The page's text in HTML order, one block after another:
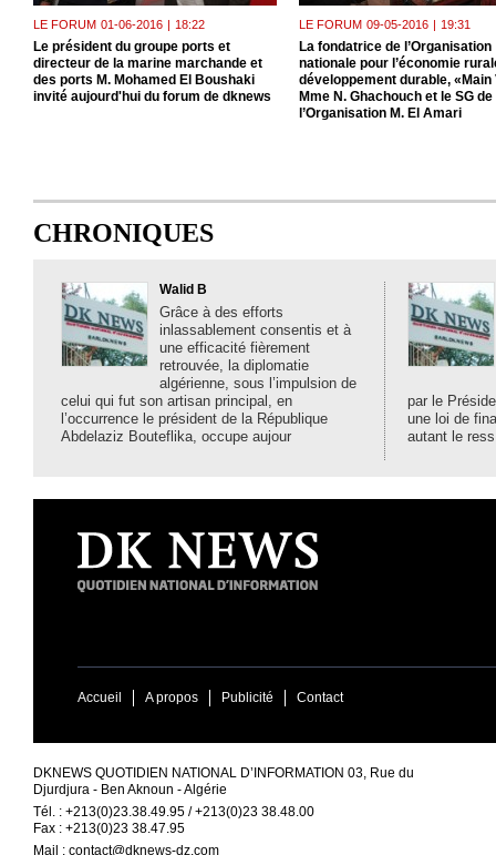
LE FORUM 01-06-2016 | 18:22
Le président du groupe ports et
directeur de la marine marchande et
des ports M. Mohamed El Boushaki
invité aujourd'hui du forum de dknews
LE FORUM 09-05-2016 | 19:31
La fondatrice de l’Organisation
nationale pour l’économie
développement durable, «Main
Mme N. Ghachouch et le SG de
l’Organisation M. El Amari
CHRONIQUES
Walid B
Grâce à des efforts
inlassablement consentis et à
une efficacité fièrement
retrouvée, la diplomatie
algérienne, sous l’impulsion de
celui qui fut son artisan principal, en
l’occurrence le président de la République
Abdelaziz Bouteflika, occupe aujour
par le
une loi de
autant le ress
Accueil A propos Publicité Contact
DKNEWS QUOTIDIEN NATIONAL D’INFORMATION 03, Rue du
Djurdjura - Ben Aknoun - Algérie
Tél. : +213(0)23.38.49.95 / +213(0)23 38.48.00
Fax : +213(0)23 38.47.95
Mail : contact@dknews-dz.com